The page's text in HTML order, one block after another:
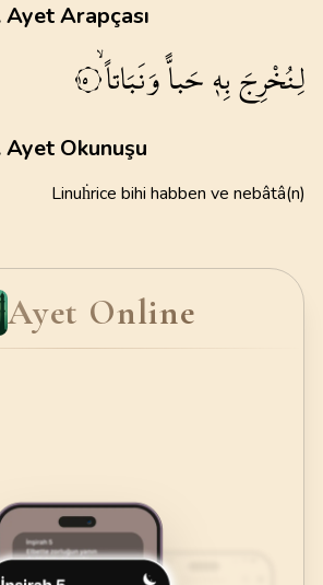
Arapçası
لِنُخْرِجَبِه۪حَباًّوَنَبَاتاًۙ ١٥
Ayet Okunuşu
Linuḣrice bihi habben ve nebâtâ(n)
Ayet Online